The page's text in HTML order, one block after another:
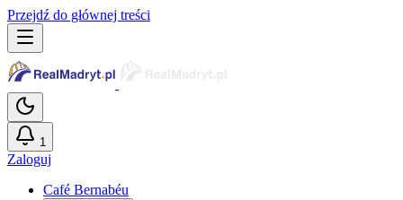
Przejdź do głównej treści
1
Zaloguj
Café Bernabéu